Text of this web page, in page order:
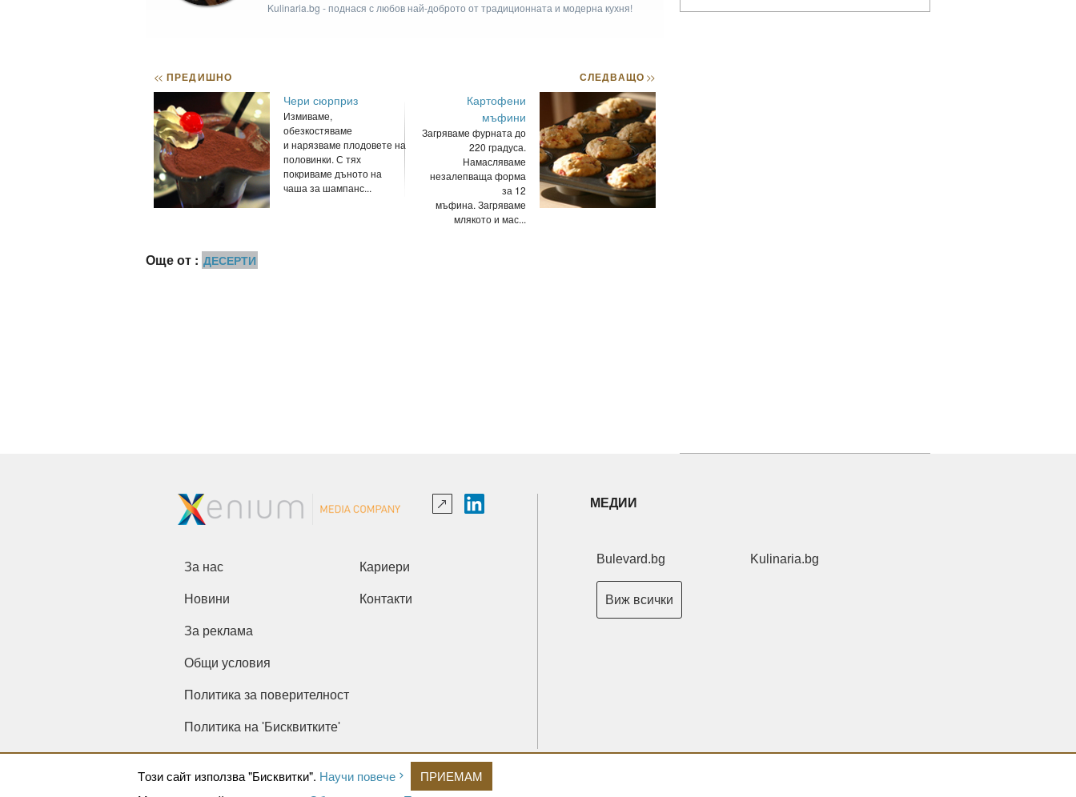
Kulinaria.bg - поднася с любов най-доброто от традиционната и модерна кухня!
<< ПРЕДИШНО
Чери сюрприз
Измиваме,
обезкостяваме
и нарязваме плодовете на
половинки. С тях
покриваме дъното на
чаша за шампанс...
СЛЕДВАЩО>>
Картофени
мъфини
Загряваме фурната до
220 градуса.
Намасляваме
незалепваща форма
за 12
мъфина. Загряваме
млякото и мас...
Още от : ДЕСЕРТИ
Tози сайт използва "Бисквитки". Научи повече
ПРИЕМАМ
За нас Кариери
Новини Контакти
За реклама
Общи условия
Политика за поверителност
Политика на 'Бисквитките'
МЕДИИ
Bulevard.bg Kulinaria.bg
Виж всички
Copyright © 2026 Ксениум ООД. Всички права запазени.